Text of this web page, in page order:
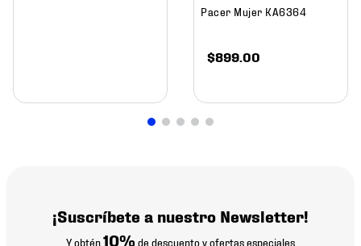
Pacer Mujer KA6364
$899.00
¡Suscríbete a nuestro Newsletter!
Y obtén10% de descuento y ofertas especiales